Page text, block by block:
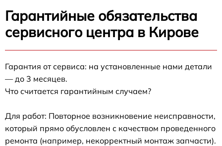
Гарантийные обязательства
сервисного центра в Кирове
Гарантия от сервиса: на установленные нами детали
— до 3 месяцев.
Что считается гарантийным случаем?
Для работ: Повторное возникновение неисправности,
который прямо обусловлен с качеством проведенного
ремонта (например, некорректный монтаж запчасти).